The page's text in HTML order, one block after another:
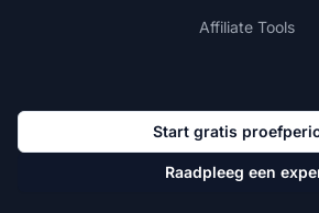
Affiliate Tools
Start gratis
Raadpleeg een